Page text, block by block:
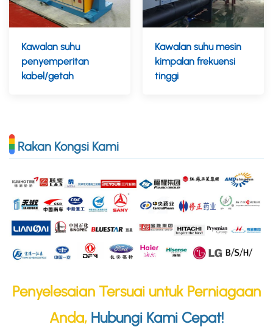
Kawalan suhu
penyemperitan
kabel/getah
Kawalan suhu mesin
kimpalan frekuensi
tinggi
Rakan Kongsi Kami
Penyelesaian Tersuai untuk Perniagaan
Anda, Hubungi Kami Cepat!